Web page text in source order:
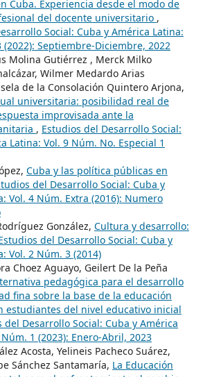
Cuba. Experiencia desde el modo de
del docente universitario ,
Social: Cuba y América Latina:
(2022): Septiembre-Diciembre, 2022
Molina Gutiérrez , Merck Milko
Wilmer Medardo Arias
de la Consolación Quintero Arjona,
universitaria: posibilidad real de
improvisada ante la
, Estudios del Desarrollo Social:
Latina: Vol. 9 Núm. No. Especial 1
Cuba y las política públicas en
del Desarrollo Social: Cuba y
Vol. 4 Núm. Extra (2016): Numero
González, Cultura y desarrollo:
del Desarrollo Social: Cuba y
Vol. 2 Núm. 3 (2014)
Choez Aguayo, Geilert De la Peña
pedagógica para el desarrollo
fina sobre la base de la educación
estudiantes del nivel educativo inicial
del Desarrollo Social: Cuba y América
1 (2023): Enero-Abril, 2023
Acosta, Yelineis Pacheco Suárez,
Sánchez Santamaría, La Educación